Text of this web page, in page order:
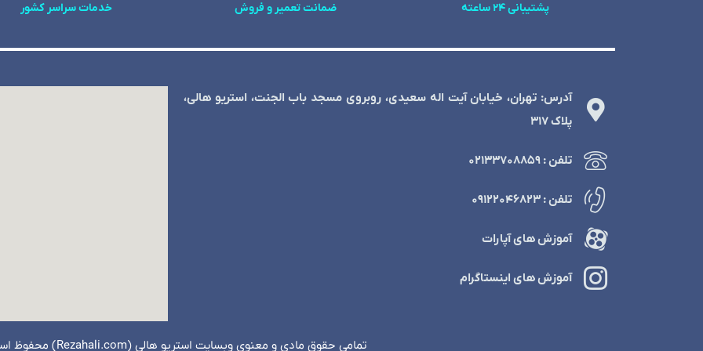
پشتیبانی 24 ساعته ضمانت تعمیر و فروش خدمات سراسر کشور
آدرس: تهران، خیابان آیت اله سعیدی، روبروی مسجد باب الجنت، استریو هالی،
پلاک 317
تلفن : ۰۲۱۳۳۷۰۸۸۵۹
تلفن : ۰۹۱۲۲۰۴۶۸۲۳
آموزش های آپارات
آموزش های اینستاگرام
تمامی حقوق مادی و معنوی وبسایت استریو هالی (Rezahali.com) محفوظ است.